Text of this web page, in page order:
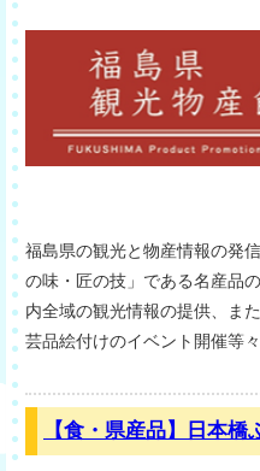
福島県の観光と物産情報の発
の味・匠の技」である名産品
内全域の観光情報の提供、ま
芸品絵付けのイベント開催等
【食・県産品】日本橋